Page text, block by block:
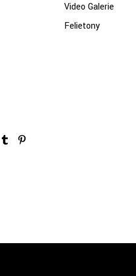
Video Galerie
Felietony